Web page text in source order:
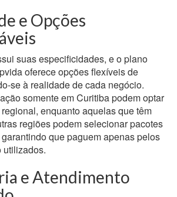
e Opções
suas especificidades, e o plano
oferece opções flexíveis de
se à realidade de cada negócio.
somente em Curitiba podem optar
enquanto aquelas que têm
regiões podem selecionar pacotes
que paguem apenas pelos
utilizados.
e Atendimento